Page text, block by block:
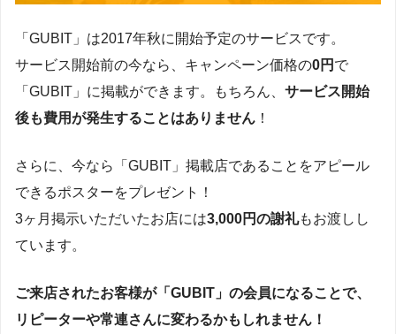
「GUBIT」は2017年秋に開始予定のサービスです。
サービス開始前の今なら、キャンペーン価格の0円 で
「GUBIT」に掲載ができます。もちろん、 サービス開始
後も費用が発生することはありません ！
さらに、今なら「GUBIT」掲載店であることをアピール
できるポスターをプレゼント！
3ヶ月掲示いただいたお店には3,000円の謝礼もお渡しし
ています。
ご来店されたお客様が「GUBIT」の会員になることで、
リピーターや常連さんに変わるかもしれません！